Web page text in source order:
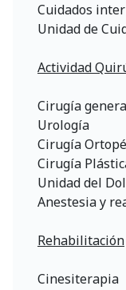
Cuidados
Unidad de
Actividad
Cirugía
Urología
Cirugía
Cirugía
Unidad del
Anestesia y
Rehabilitación
Cinesiterapia